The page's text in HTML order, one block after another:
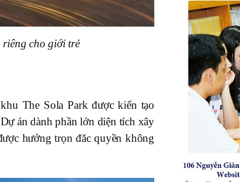
riêng cho giới trẻ
The Sola Park được kiến tạo
án dành phần lớn diện tích xây
hưởng trọn đăc quyền không